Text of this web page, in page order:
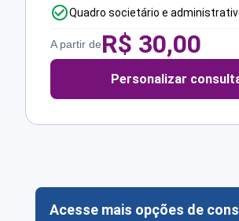
Quadro societário e
A partir deR$ 30,00
Personalizar
Acesse mais opções de